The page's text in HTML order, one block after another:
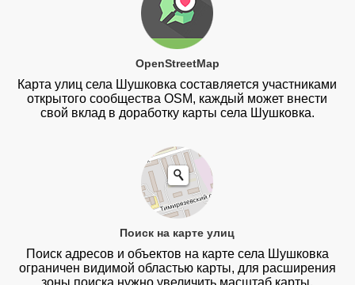
OpenStreetMap
Карта улиц села Шушковка составляется участниками
открытого сообщества OSM, каждый может внести
свой вклад в доработку карты села Шушковка.
Поиск на карте улиц
Поиск адресов и объектов на карте села Шушковка
ограничен видимой областью карты, для расширения